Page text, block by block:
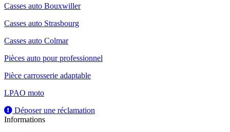
Casses auto Bouxwiller
Casses auto Strasbourg
Casses auto Colmar
Pièces auto pour professionnel
Pièce carrosserie adaptable
LPAO moto
Déposer une réclamation
Informations